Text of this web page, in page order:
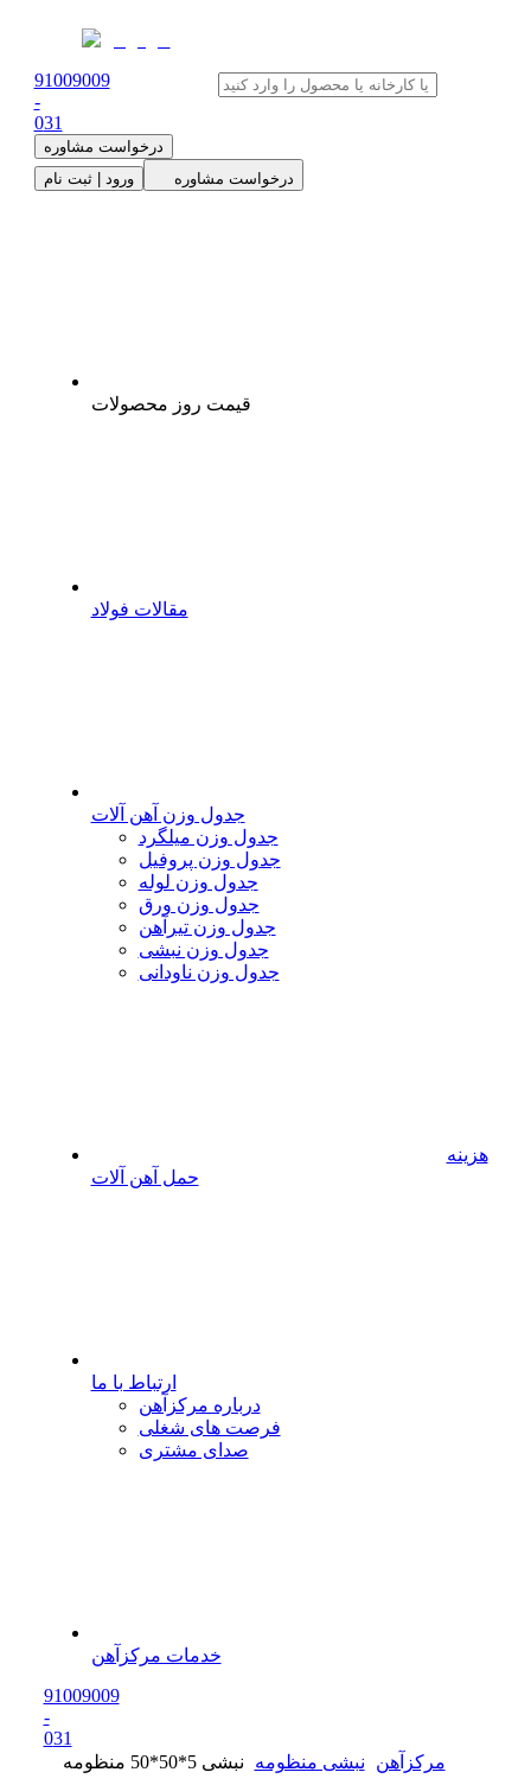
91009009
-
031
درخواست مشاوره
ورود | ثبت نام
درخواست مشاوره
قیمت روز محصولات
مقالات فولاد
جدول وزن آهن آلات
جدول وزن میلگرد
جدول وزن پروفیل
جدول وزن لوله
جدول وزن ورق
جدول وزن تیرآهن
جدول وزن نبشی
جدول وزن ناودانی
هزینه
حمل آهن آلات
ارتباط با ما
درباره مرکزآهن
فرصت های شغلی
صدای مشتری
خدمات مرکزآهن
91009009
-
031
مرکزآهن
نبشی منظومه نبشی 5*50*50 منظومه